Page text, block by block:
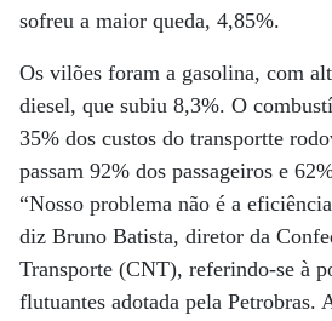
sofreu a maior queda, 4,85%.
Os vilões foram a gasolina, com
diesel, que subiu 8,3%. O
35% dos custos do transportte
passam 92% dos passageiros e
“Nosso problema não é a
diz Bruno Batista, diretor da
Transporte (CNT), referindo-se à
flutuantes adotada pela Petrobras.